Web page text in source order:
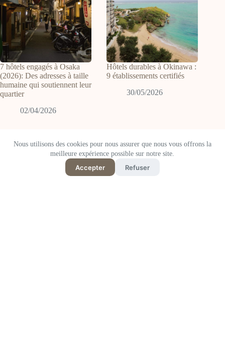
Nous utilisons des cookies pour nous assurer que nous vous offrons la
meilleure expérience possible sur notre site.
Accepter Refuser
7 hôtels engagés à Osaka
(2026): Des adresses à taille
humaine qui soutiennent leur
quartier
02/04/2026
Hôtels durables à Okinawa :
9 établissements certifiés
30/05/2026